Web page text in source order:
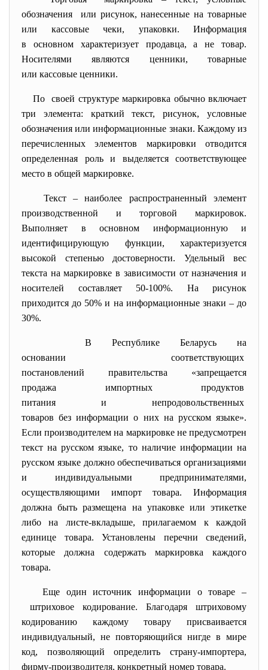
обозначения или рисунок, нанесенные на товарные
или кассовые чеки, упаковки. Информация
в основном характеризует продавца, а не товар.
Носителями являются ценники, товарные
или кассовые ценники.
По своей структуре маркировка обычно включает
три элемента: краткий текст, рисунок, условные
обозначения или информационные знаки. Каждому из
перечисленных элементов маркировки отводится
определенная роль и выделяется соответствующее
место в общей маркировке.
Текст – наиболее распространенный элемент
производственной и торговой маркировок.
Выполняет в основном информационную и
идентифицирующую функции, характеризуется
высокой степенью достоверности. Удельный вес
текста на маркировке в зависимости от назначения и
носителей составляет 50-100%. На рисунок
приходится до 50% и на информационные знаки – до
30%.
В Республике Беларусь на
основании соответствующих
постановлений правительства «запрещается
продажа импортных продуктов
питания и непродовольственных
товаров без информации о них на русском языке».
Если производителем на маркировке не предусмотрен
текст на русском языке, то наличие информации на
русском языке должно обеспечиваться организациями
и индивидуальными предпринимателями,
осуществляющими импорт товара. Информация
должна быть размещена на упаковке или этикетке
либо на листе-вкладыше, прилагаемом к каждой
единице товара. Установлены перечни сведений,
которые должна содержать маркировка каждого
товара.
Еще один источник информации о товаре –
штриховое кодирование. Благодаря штриховому
кодированию каждому товару присваивается
индивидуальный, не повторяющийся нигде в мире
код, позволяющий определить страну-импортера,
фирму-производителя, конкретный номер товара.